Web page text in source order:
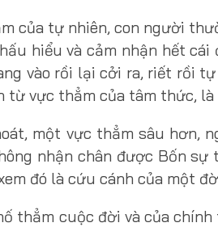
của tự nhiên, con người
hiểu và cảm nhận hết cái
vào rồi lại cởi ra, riết rồi
từ vực thẳm của tâm thức,
một vực thẳm sâu hơn,
nhận chân được Bốn
đó là cứu cánh của một
thẳm cuộc đời và của